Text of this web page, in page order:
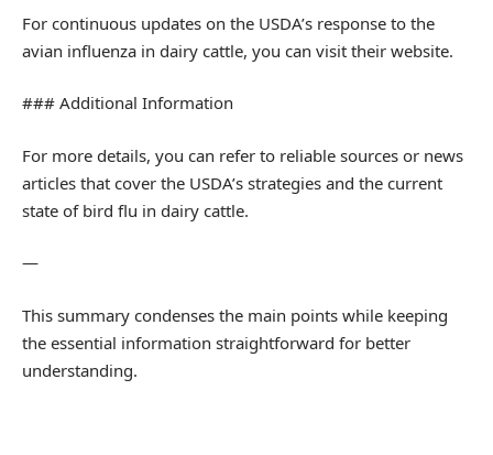
For continuous updates on the USDA’s response to the
avian influenza in dairy cattle, you can visit their website.
### Additional Information
For more details, you can refer to reliable sources or news
articles that cover the USDA’s strategies and the current
state of bird flu in dairy cattle.
—
This summary condenses the main points while keeping
the essential information straightforward for better
understanding.